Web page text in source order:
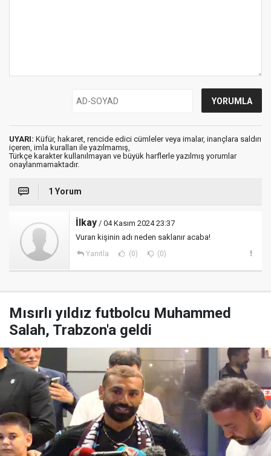
UYARI: Küfür, hakaret, rencide edici cümleler veya imalar, inançlara saldırı
içeren, imla kuralları ile yazılmamış,
Türkçe karakter kullanılmayan ve büyük harflerle yazılmış yorumlar
onaylanmamaktadır.
1 Yorum
İlkay / 04 Kasım 2024 23:37
Vuran kişinin adı neden saklanır acaba!
Yanıtla (0) (0)
Mısırlı yıldız futbolcu Muhammed
Salah, Trabzon'a geldi